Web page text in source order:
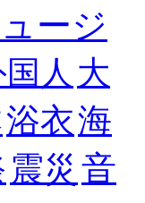
ージ
人 大
浴衣海
震災 音